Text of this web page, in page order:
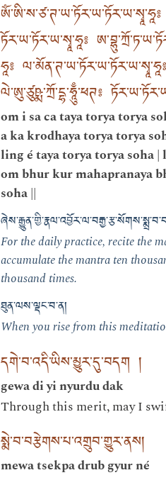
ཏོར་ཡ་ཏོར་ཡ་སྭཱ་ཧཱ༔
ཧཱ༔
ལེ་ཨུ་ཙུཥྨ་ཀྲོ་དྷ་ཧཱུྃ་ཕཊ༔
om i sa ca taya torya torya
a ka krodhaya torya torya
ling é taya torya torya soha |
om bhur kur mahapranaya
soha ||
For the daily practice, recite the
accumulate the mantra ten
thousand times.
ཐུན་ལས་ལྡང་བ་ན།
When you rise from this
དགེ་བ་འདི་ཡིས་མྱུར་དུ་བདག །
gewa di yi nyurdu dak
Through this merit, may I
སྨེ་བ་བརྩེགས་པ་འགྲུབ་གྱུར་ནས།
mewa tsekpa drub gyur né